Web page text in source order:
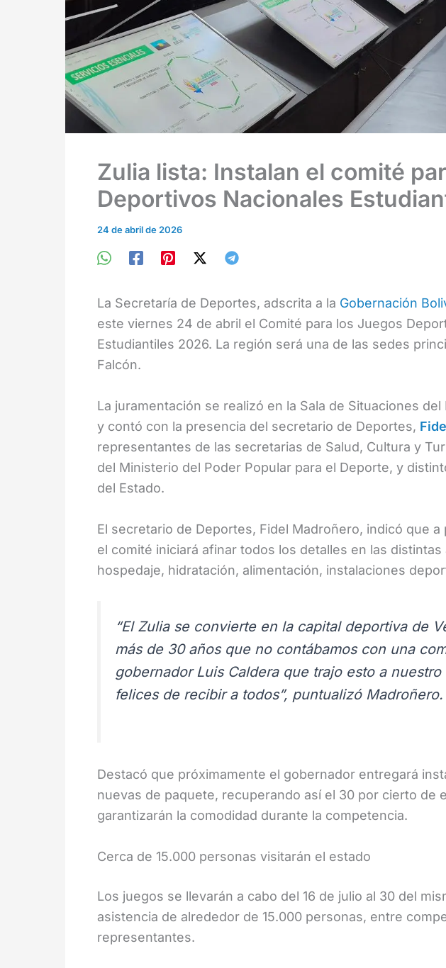
Zulia lista: Instalan el comité
Deportivos Nacionales
24 de abril de 2026
La Secretaría de Deportes, adscrita a la Gobernación
este viernes 24 de abril el Comité para los Juegos
Estudiantiles 2026. La región será una de las sedes
Falcón.
La juramentación se realizó en la Sala de Situaciones
y contó con la presencia del secretario de Deportes,
representantes de las secretarias de Salud, Cultura y
del Ministerio del Poder Popular para el Deporte, y
del Estado.
El secretario de Deportes, Fidel Madroñero, indicó que
el comité iniciará afinar todos los detalles en las
hospedaje, hidratación, alimentación, instalaciones
“El Zulia se convierte en la capital deportiva de
más de 30 años que no contábamos con una
gobernador Luis Caldera que trajo esto a
felices de recibir a todos”, puntualizó Madroñero.
Destacó que próximamente el gobernador entregará
nuevas de paquete, recuperando así el 30 por cierto de
garantizarán la comodidad durante la competencia.
Cerca de 15.000 personas visitarán el estado
Los juegos se llevarán a cabo del 16 de julio al 30 del
asistencia de alrededor de 15.000 personas, entre
representantes.